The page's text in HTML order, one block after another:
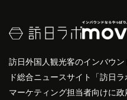
訪日外国人観光客のインバウ
ド総合ニュースサイト「訪日
マーケティング担当者向けに